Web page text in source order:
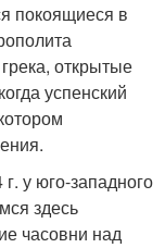
покоящиеся в
открытые
успенский
у юго-западного
здесь
часовни над